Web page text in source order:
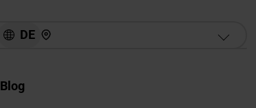
DE Hier finden Sie uns
Blog